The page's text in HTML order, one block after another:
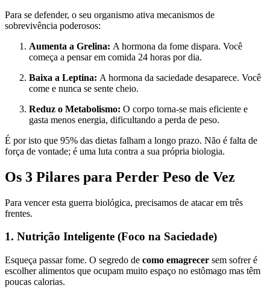
Para se defender, o seu organismo ativa mecanismos de
sobrevivência poderosos:
Aumenta a Grelina: A hormona da fome dispara. Você
começa a pensar em comida 24 horas por dia.
Baixa a Leptina: A hormona da saciedade desaparece. Você
come e nunca se sente cheio.
Reduz o Metabolismo: O corpo torna-se mais eficiente e
gasta menos energia, dificultando a perda de peso.
É por isto que 95% das dietas falham a longo prazo. Não é falta de
força de vontade; é uma luta contra a sua própria biologia.
Os 3 Pilares para Perder Peso de Vez
Para vencer esta guerra biológica, precisamos de atacar em três
frentes.
1. Nutrição Inteligente (Foco na Saciedade)
Esqueça passar fome. O segredo de como emagrecer sem sofrer é
escolher alimentos que ocupam muito espaço no estômago mas têm
poucas calorias.